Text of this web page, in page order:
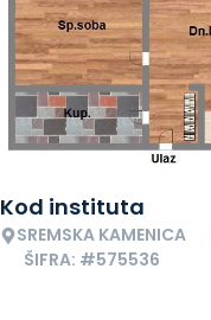
Kod instituta
SREMSKA KAMENICA
ŠIFRA: #575536